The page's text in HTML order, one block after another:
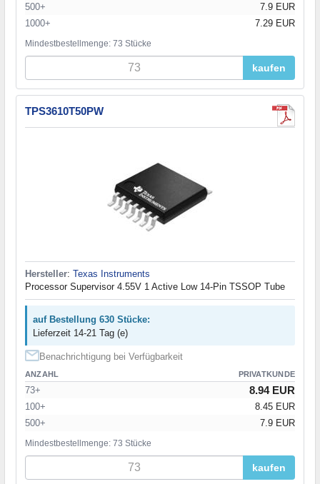
500+
7.9 EUR
1000+
7.29 EUR
Mindestbestellmenge: 73 Stücke
kaufen
TPS3610T50PW
Hersteller: Texas Instruments
Processor Supervisor 4.55V 1 Active Low 14-Pin TSSOP Tube
auf Bestellung 630 Stücke:
Lieferzeit 14-21 Tag (e)
Benachrichtigung bei Verfügbarkeit
ANZAHL PRIVATKUNDE
73+ 8.94 EUR
100+
8.45 EUR
500+
7.9 EUR
Mindestbestellmenge: 73 Stücke
kaufen